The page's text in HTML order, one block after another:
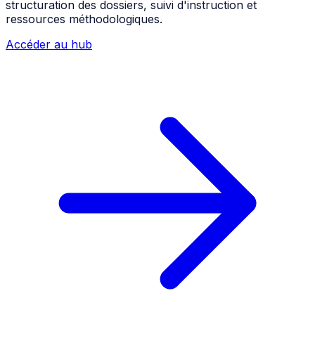
structuration des dossiers, suivi d'instruction et
ressources méthodologiques.
Accéder au hub